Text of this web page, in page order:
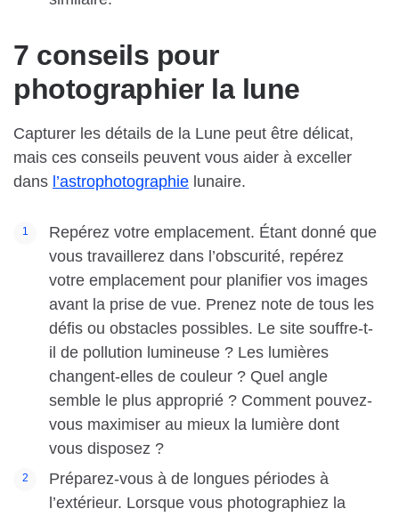
7 conseils pour
photographier la lune
Capturer les détails de la Lune peut être délicat,
mais ces conseils peuvent vous aider à exceller
dans l’astrophotographie lunaire.
Repérez votre emplacement. Étant donné que
vous travaillerez dans l’obscurité, repérez
votre emplacement pour planifier vos images
avant la prise de vue. Prenez note de tous les
défis ou obstacles possibles. Le site souffre-t-
il de pollution lumineuse ? Les lumières
changent-elles de couleur ? Quel angle
semble le plus approprié ? Comment pouvez-
vous maximiser au mieux la lumière dont
vous disposez ?
Préparez-vous à de longues périodes à
l’extérieur. Lorsque vous photographiez la